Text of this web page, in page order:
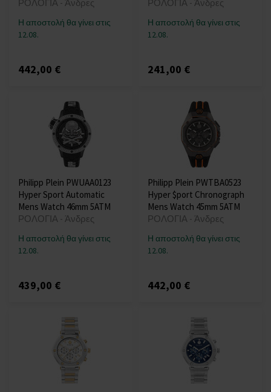
ΡΟΛΟΓΙΑ - Άνδρες
Η αποστολή θα γίνει στις
12.08.
442,00 €
ΡΟΛΟΓΙΑ - Άνδρες
Η αποστολή θα γίνει στις
12.08.
241,00 €
Philipp Plein PWUAA0123
Hyper Sport Automatic
Mens Watch 46mm 5ATM
ΡΟΛΟΓΙΑ - Άνδρες
Η αποστολή θα γίνει στις
12.08.
439,00 €
Philipp Plein PWTBA0523
Hyper $port Chronograph
Mens Watch 45mm 5ATM
ΡΟΛΟΓΙΑ - Άνδρες
Η αποστολή θα γίνει στις
12.08.
442,00 €